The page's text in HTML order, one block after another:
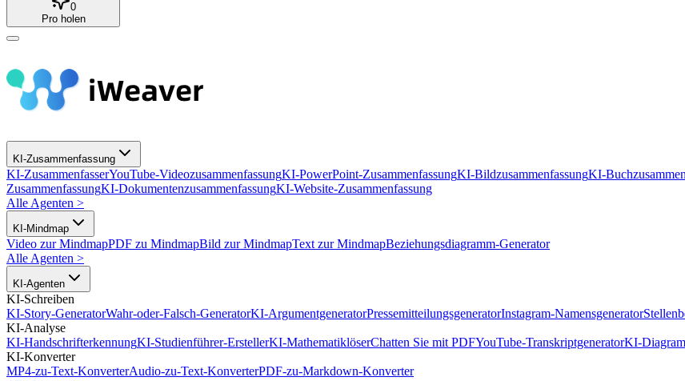
0
Pro holen
KI-Zusammenfassung
KI-ZusammenfasserYouTube-VideozusammenfassungKI-PowerPoint-ZusammenfassungKI-BildzusammenfassungKI-
ZusammenfassungKI-DokumentenzusammenfassungKI-Website-Zusammenfassung
Alle Agenten >
KI-Mindmap
Video zur MindmapPDF zu MindmapBild zur MindmapText zur MindmapBeziehungsdiagramm-Generator
Alle Agenten >
KI-Agenten
KI-Schreiben
KI-Story-GeneratorWahr-oder-Falsch-GeneratorKI-ArgumentgeneratorPressemitteilungsgeneratorInstagram-Namensgenerator
KI-Analyse
KI-HandschrifterkennungKI-Studienführer-ErstellerKI-MathematiklöserChatten Sie mit PDFYouTube-TranskriptgeneratorKI-
KI-Konverter
MP4-zu-Text-KonverterAudio-zu-Text-KonverterPDF-zu-Markdown-Konverter